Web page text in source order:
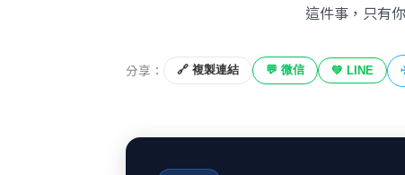
這件事，只有
分享： 🔗 複製連結 💬 微信 💚 LINE